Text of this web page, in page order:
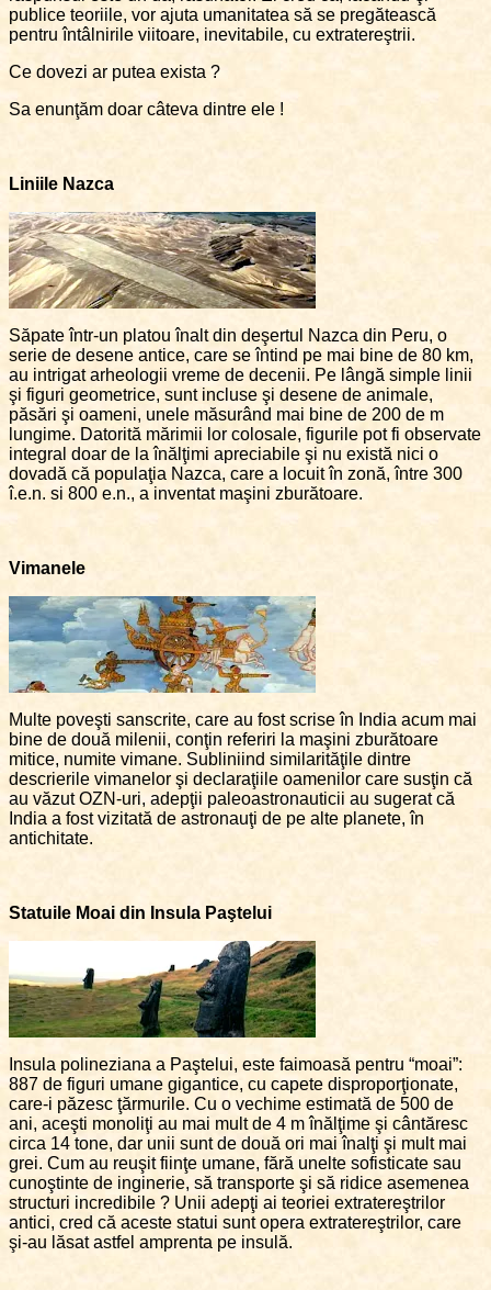
publice teoriile, vor ajuta umanitatea să se pregătească
pentru întâlnirile viitoare, inevitabile, cu extratereştrii.
Ce dovezi ar putea exista ?
Sa enunţăm doar câteva dintre ele !
Liniile Nazca
Săpate într-un platou înalt din deşertul Nazca din Peru, o
serie de desene antice, care se întind pe mai bine de 80 km,
au intrigat arheologii vreme de decenii. Pe lângă simple linii
şi figuri geometrice, sunt incluse şi desene de animale,
păsări şi oameni, unele măsurând mai bine de 200 de m
lungime. Datorită mărimii lor colosale, figurile pot fi observate
integral doar de la înălţimi apreciabile şi nu există nici o
dovadă că populaţia Nazca, care a locuit în zonă, între 300
î.e.n. si 800 e.n., a inventat maşini zburătoare.
Vimanele
Multe poveşti sanscrite, care au fost scrise în India acum mai
bine de două milenii, conţin referiri la maşini zburătoare
mitice, numite vimane. Subliniind similarităţile dintre
descrierile vimanelor şi declaraţiile oamenilor care susţin că
au văzut OZN-uri, adepţii paleoastronauticii au sugerat că
India a fost vizitată de astronauţi de pe alte planete, în
antichitate.
Statuile Moai din Insula Paştelui
Insula polineziana a Paştelui, este faimoasă pentru “moai”:
887 de figuri umane gigantice, cu capete disproporţionate,
care-i păzesc ţărmurile. Cu o vechime estimată de 500 de
ani, aceşti monoliţi au mai mult de 4 m înălţime şi cântăresc
circa 14 tone, dar unii sunt de două ori mai înalţi şi mult mai
grei. Cum au reuşit fiinţe umane, fără unelte sofisticate sau
cunoştinte de inginerie, să transporte şi să ridice asemenea
structuri incredibile ? Unii adepţi ai teoriei extratereştrilor
antici, cred că aceste statui sunt opera extratereştrilor, care
şi-au lăsat astfel amprenta pe insulă.